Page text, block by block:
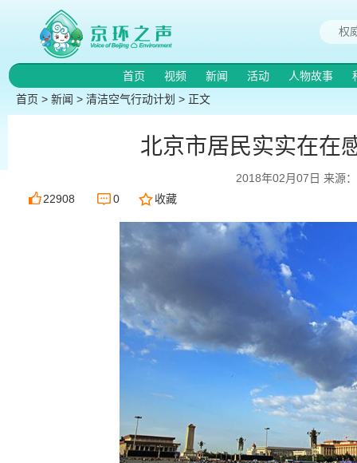
首页 视频 新闻 活动 人物故事
首页 > 新闻 > 清洁空气行动计划 > 正文
北京市居民实实在在
2018年02月07日 来源
22908
0 收藏